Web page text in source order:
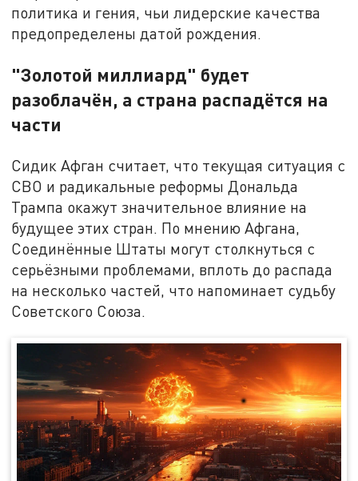
политика и гения, чьи лидерские качества
предопределены датой рождения.
"Золотой миллиард" будет
разоблачён, а страна распадётся на
части
Сидик Афган считает, что текущая ситуация с
СВО и радикальные реформы Дональда
Трампа окажут значительное влияние на
будущее этих стран. По мнению Афгана,
Соединённые Штаты могут столкнуться с
серьёзными проблемами, вплоть до распада
на несколько частей, что напоминает судьбу
Советского Союза.